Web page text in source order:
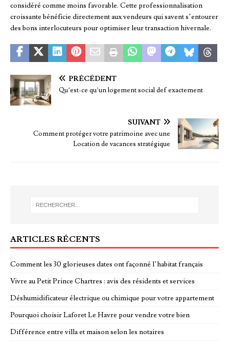
considéré comme moins favorable. Cette professionnalisation
croissante bénéficie directement aux vendeurs qui savent s’entourer
des bons interlocuteurs pour optimiser leur transaction hivernale.
PRÉCÉDENT
Qu’est-ce qu’un logement social def exactement
SUIVANT
Comment protéger votre patrimoine avec une
Location de vacances stratégique
ARTICLES RÉCENTS
Comment les 30 glorieuses dates ont façonné l’habitat français
Vivre au Petit Prince Chartres : avis des résidents et services
Déshumidificateur électrique ou chimique pour votre appartement
Pourquoi choisir Laforet Le Havre pour vendre votre bien
Différence entre villa et maison selon les notaires